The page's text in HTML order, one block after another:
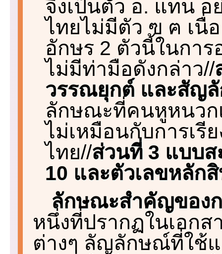
จึงเป็นตัว อ. แทน
ไทยไม่มีตัว ฃ ฅ เนื่
อักษร 2 ตัวนี้ในกา
ไม่มีท่ามือดังกล่าว//
วรรณยุกต์ และสัญ
ลักษณะที่คนหูหนวก
ไม่เหมือนกับการเรี
ไทย//ส่วนที่ 3 แบบส
10 และตัวเลขหลัก
ลักษณะสำคัญของ
หนึ่งที่ปรากฏในเอก
ต่างๆ ลัญลักษณ์ที่ใช้แ